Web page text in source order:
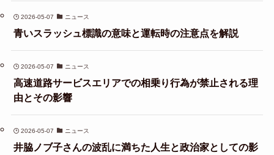
2026-05-07 ニュース
青いスラッシュ標識の意味と運転時の注意点を解説
2026-05-07 ニュース
高速道路サービスエリアでの相乗り行為が禁止される理
由とその影響
2026-05-07 ニュース
井脇ノブ子さんの波乱に満ちた人生と政治家としての影